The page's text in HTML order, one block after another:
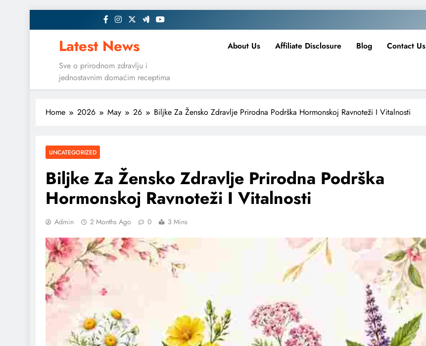
to
Latest News
Sve o prirodnom zdravlju i
jednostavnim domaćim receptima
About Us Affiliate Disclosure Blog Contact Us
Home 2026 May 26 Biljke Za Žensko Zdravlje Prirodna Podrška Hormonskoj Ravnoteži I Vitalnosti
UNCATEGORIZED
Biljke Za Žensko Zdravlje Prirodna Podrška
Hormonskoj Ravnoteži I Vitalnosti
Admin 2 Months Ago 0 3 Mins